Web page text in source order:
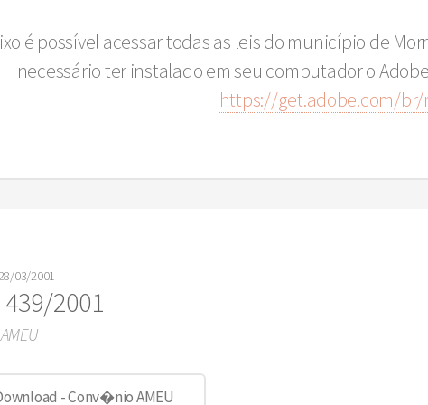
é possível acessar todas as leis do município de
necessário ter instalado em seu computador o
https://get.adobe.com/br/
03/2001
2001
- Conv�nio AMEU